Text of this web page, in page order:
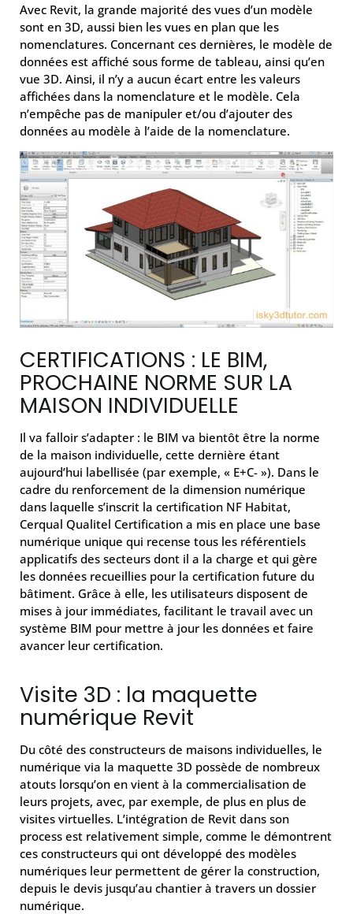
Avec Revit, la grande majorité des vues d’un modèle
sont en 3D, aussi bien les vues en plan que les
nomenclatures. Concernant ces dernières, le modèle de
données est affiché sous forme de tableau, ainsi qu’en
vue 3D. Ainsi, il n’y a aucun écart entre les valeurs
affichées dans la nomenclature et le modèle. Cela
n’empêche pas de manipuler et/ou d’ajouter des
données au modèle à l’aide de la nomenclature.
CERTIFICATIONS : LE BIM,
PROCHAINE NORME SUR LA
MAISON INDIVIDUELLE
Il va falloir s’adapter : le BIM va bientôt être la norme
de la maison individuelle, cette dernière étant
aujourd’hui labellisée (par exemple, « E+C- »). Dans le
cadre du renforcement de la dimension numérique
dans laquelle s’inscrit la certification NF Habitat,
Cerqual Qualitel Certification a mis en place une base
numérique unique qui recense tous les référentiels
applicatifs des secteurs dont il a la charge et qui gère
les données recueillies pour la certification future du
bâtiment. Grâce à elle, les utilisateurs disposent de
mises à jour immédiates, facilitant le travail avec un
système BIM pour mettre à jour les données et faire
avancer leur certification.
Visite 3D : la maquette
numérique Revit
Du côté des constructeurs de maisons individuelles, le
numérique via la maquette 3D possède de nombreux
atouts lorsqu’on en vient à la commercialisation de
leurs projets, avec, par exemple, de plus en plus de
visites virtuelles. L’intégration de Revit dans son
process est relativement simple, comme le démontrent
ces constructeurs qui ont développé des modèles
numériques leur permettent de gérer la construction,
depuis le devis jusqu’au chantier à travers un dossier
numérique.